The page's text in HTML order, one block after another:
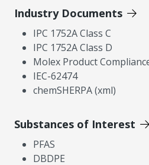
Industry Documents
IPC 1752A Class C
IPC 1752A Class D
Molex Product
IEC-62474
chemSHERPA (xml)
Substances of Interest
PFAS
DBDPE